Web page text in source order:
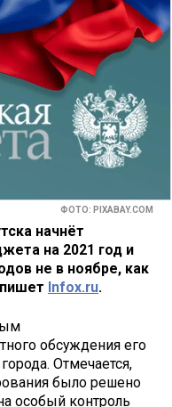
ФОТО: PIXABAY.COM
начнёт
на 2021 год и
не в ноябре, как
Infoх.ru.
обсуждения его
Отмечается,
было решено
особый контроль